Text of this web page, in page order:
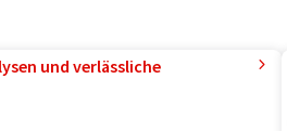
und verlässliche